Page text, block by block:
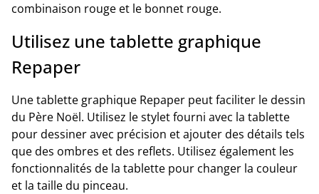
combinaison rouge et le bonnet rouge.
Utilisez une tablette graphique
Repaper
Une tablette graphique Repaper peut faciliter le dessin
du Père Noël. Utilisez le stylet fourni avec la tablette
pour dessiner avec précision et ajouter des détails tels
que des ombres et des reflets. Utilisez également les
fonctionnalités de la tablette pour changer la couleur
et la taille du pinceau.